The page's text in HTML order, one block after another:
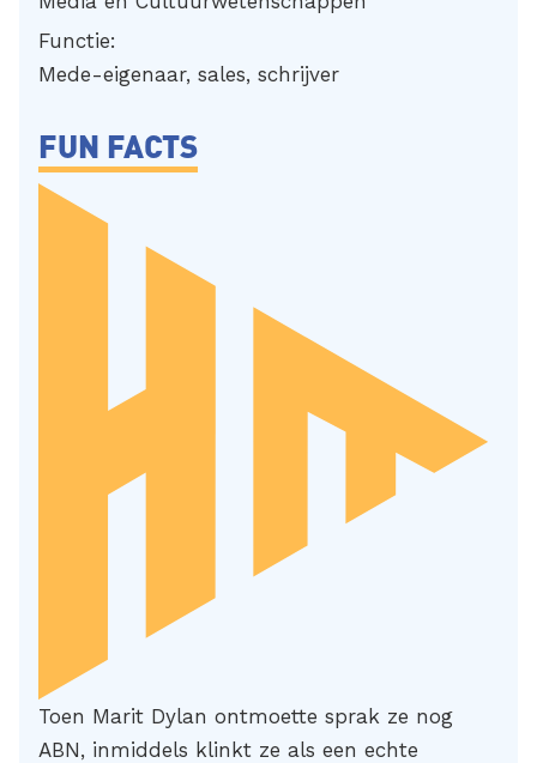
Functie:
Mede-eigenaar, sales, schrijver
FUN FACTS
Toen Marit Dylan ontmoette sprak ze nog
ABN, inmiddels klinkt ze als een echte